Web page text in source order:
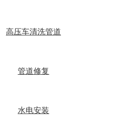
高压车清洗管道
管道修复
水电安装